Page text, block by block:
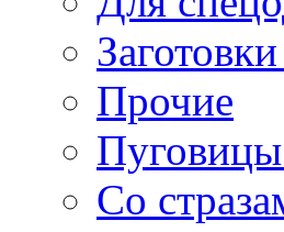
Прочие
Со